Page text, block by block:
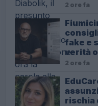
2 ore fa
fake e
verità
2 ore fa
rischia